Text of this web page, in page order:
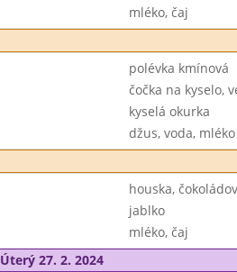
mléko, čaj
polévka kmínová
čočka na kyselo,
kyselá okurka
džus, voda, mléko
houska,
jablko
mléko, čaj
Úterý 27. 2. 2024